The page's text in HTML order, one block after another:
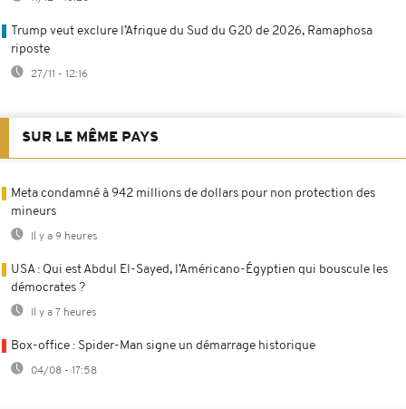
Trump veut exclure l’Afrique du Sud du G20 de 2026, Ramaphosa
riposte
27/11 - 12:16
SUR LE MÊME PAYS
Meta condamné à 942 millions de dollars pour non protection des
mineurs
Il y a 9 heures
USA : Qui est Abdul El-Sayed, l’Américano-Égyptien qui bouscule les
démocrates ?
Il y a 7 heures
Box-office : Spider-Man signe un démarrage historique
04/08 - 17:58